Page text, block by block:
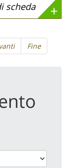
scheda
Fine